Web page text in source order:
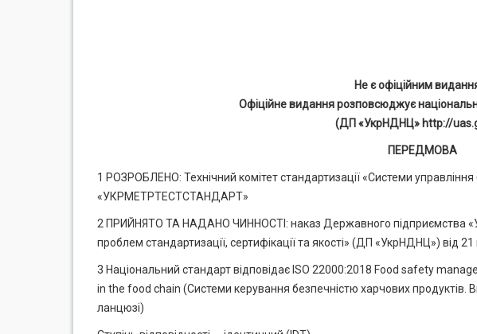
Не є офіційним
Офіційне видання розповсюджує
(ДП «УкрНДНЦ» http://
ПЕРЕДМОВА
1 РОЗРОБЛЕНО: Технічний комітет стандартизації «Системи
«УКРМЕТРТЕСТСТАНДАРТ»
2 ПРИЙНЯТО ТА НАДАНО ЧИННОСТІ: наказ Державного підприємства
проблем стандартизації, сертифікації та якості» (ДП «УкрНДНЦ») від
3 Національний стандарт відповідає ISO 22000:2018 Food safety
in the food chain (Системи керування безпечністю харчових продуктів.
ланцюзі)